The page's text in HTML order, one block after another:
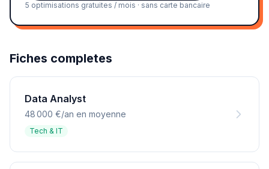
5 optimisations gratuites / mois · sans carte bancaire
Fiches completes
Data Analyst
48 000 €/an en moyenne
Tech & IT